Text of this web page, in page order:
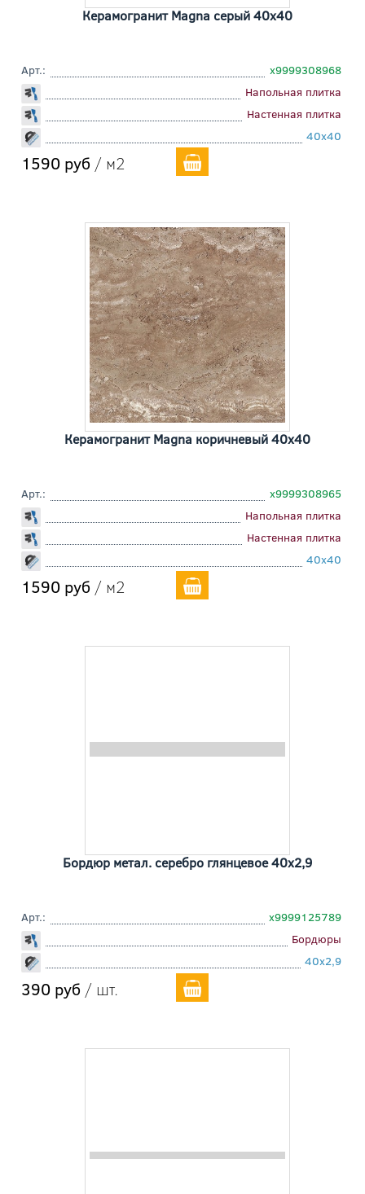
Керамогранит Magna серый 40x40
Арт.:
х9999308968
Напольная плитка
Настенная плитка
40x40
1590 руб / м2
Керамогранит Magna коричневый 40x40
Арт.:
х9999308965
Напольная плитка
Настенная плитка
40x40
1590 руб / м2
Бордюр метал. серебро глянцевое 40x2,9
Арт.:
х9999125789
Бордюры
40x2,9
390 руб / шт.